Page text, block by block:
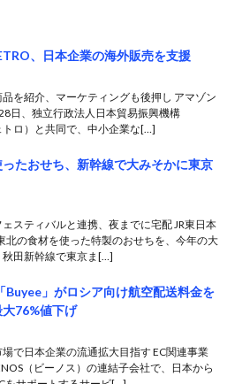
、日本企業の海外販売を支援
を紹介、マーケティングも後押し アマゾン
日、独立行政法人日本貿易振興機構
トロ）と共同で、中小企業な[…]
たおせち、新幹線で大みそかに東京
ェスティバルと連携、夜までに宅配 JR東日本
北の食材を使った特製のおせちを、今年の大
田新幹線で東京ま[…]
Buyee」がロシア向け航空配送料金を
76%値下げ
で日本企業の流通拡大目指す EC関連事業
（ビーノス）の連結子会社で、日本から